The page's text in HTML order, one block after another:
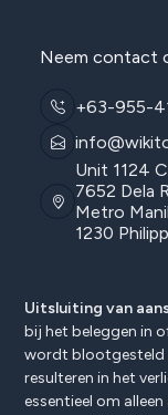
Neem contact
+63-955-
Unit 1124
7652 Dela
Metro
1230
Uitsluiting van
bij het beleggen in
wordt blootgesteld
resulteren in het
essentieel om